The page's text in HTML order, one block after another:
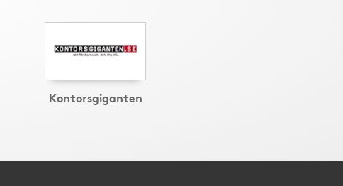
Kontorsgiganten